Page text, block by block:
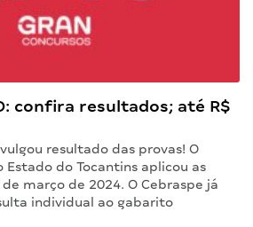
confira resultados; até R$
resultado das provas! O
Estado do Tocantins aplicou as
março de 2024. O Cebraspe já
individual ao gabarito